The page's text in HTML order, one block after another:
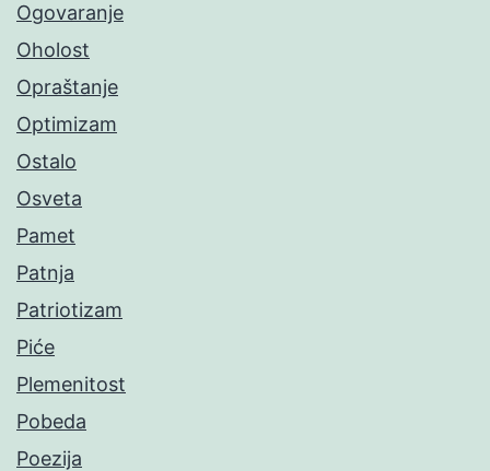
Ogovaranje
Oholost
Opraštanje
Optimizam
Ostalo
Osveta
Pamet
Patnja
Patriotizam
Piće
Plemenitost
Pobeda
Poezija